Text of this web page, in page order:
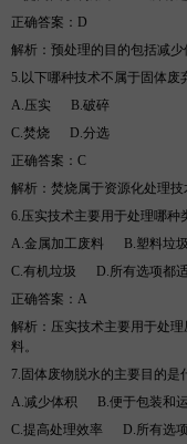
正确答案： D
解析 ：预处理的目的包括减
5. 以下哪种技术不属于固体废
A.压实 B.破碎
C.焚烧 D.分选
正确答案： C
解析 ：焚烧属于资源化处理
6.压实技术主要用于处理哪种
A.金属加工废料 B.塑料垃圾
C.有机垃圾 D.所有选项都
正确答案： A
解析 ：压实技术主要用于处
料。
7. 固体废物脱水的主要目的是
A.减少体积 B.便于包装和
C.提高处理效率 D.所有选